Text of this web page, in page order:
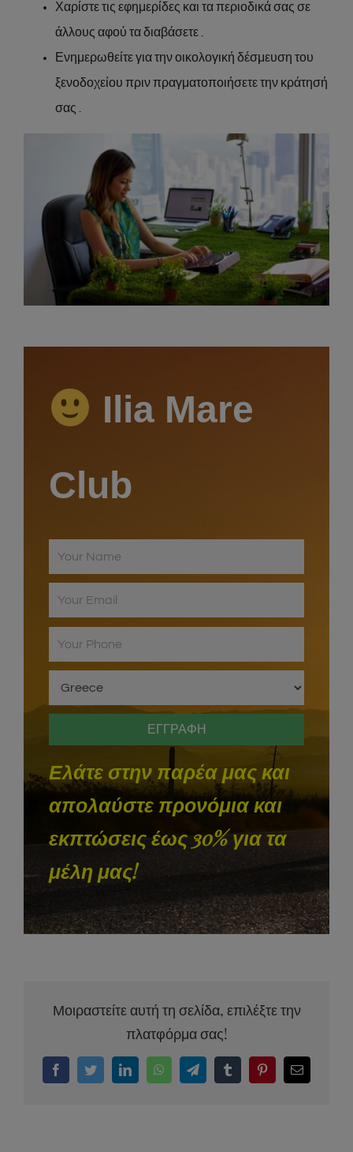
Χαρίστε τις εφημερίδες και τα περιοδικά σας σε
άλλους αφού τα διαβάσετε .
Ενημερωθείτε για την οικολογική δέσμευση του
ξενοδοχείου πριν πραγματοποιήσετε την κράτησή
σας .
Ilia Mare
Club
Ελάτε στην παρέα μας και
απολαύστε προνόμια και
εκπτώσεις έως 30% για τα
μέλη μας!
Μοιραστείτε αυτή τη σελίδα, επιλέξτε την
πλατφόρμα σας!
FacebookTwitterLinkedInWhatsAppTelegramTumblrPinterestEmail